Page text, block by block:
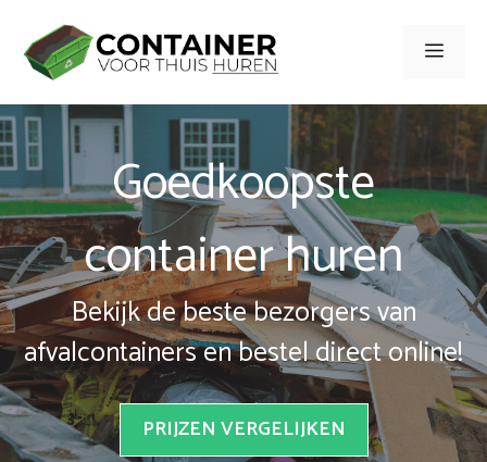
naar
inhoud
Menu
Goedkoopste
container huren
Bekijk de beste bezorgers van
afvalcontainers en bestel direct online!
PRIJZEN VERGELIJKEN